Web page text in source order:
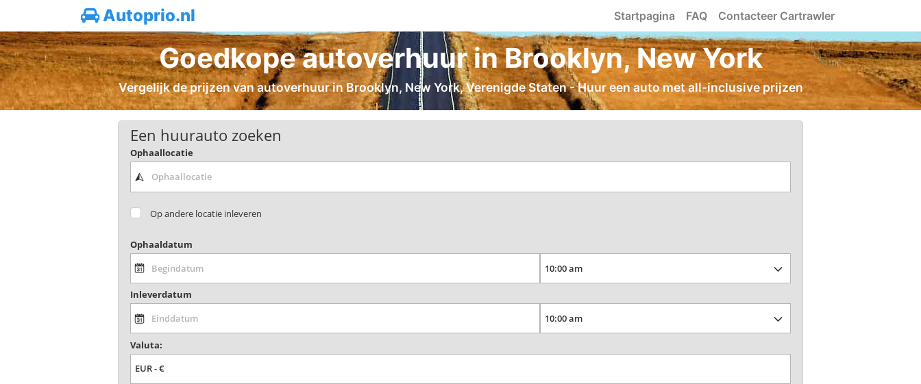
Autoprio.nl Startpagina FAQ Contacteer Cartrawler
Goedkope autoverhuur in Brooklyn, New York
Vergelijk de prijzen van autoverhuur in Brooklyn, New York, Verenigde Staten - Huur een auto met all-inclusive prijzen
Een huurauto zoeken
Ophaallocatie
Op andere locatie inleveren
Ophaaldatum
Inleverdatum
Valuta: